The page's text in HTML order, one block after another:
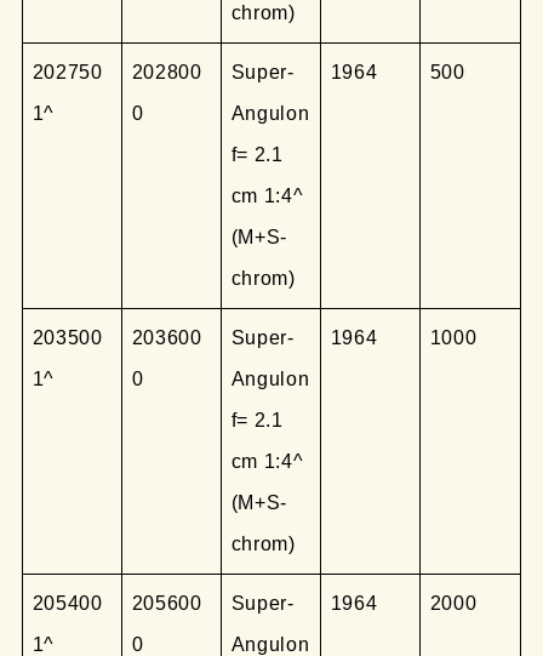
chrom)
202750
1^
202800
0
Super-
Angulon
f= 2.1
cm 1:4^
(M+S-
chrom)
1964 500
203500
1^
203600
0
Super-
Angulon
f= 2.1
cm 1:4^
(M+S-
chrom)
1964 1000
205400
1^
205600
0
Super-
Angulon
1964 2000